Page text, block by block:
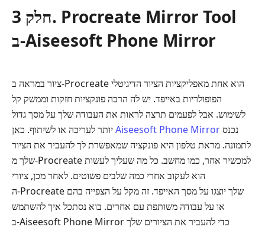
חלק 3. Procreate Mirror Tool
ב-Aiseesoft Phone Mirror
ציור במראה ב‑Procreate הוא אחת מאפליקציות הציור הדיגיטלי
הפופולריות באייפד. יש לה הרבה פונקציות חזקות וממשק קל
לשימוש. אבל לפעמים תרצה לראות את העבודה שלך על מסך גדול
Aiseesoft Phone Mirror
לתמונה. מראת טלפון היא פונקציה שמאפשרת לך להעביר את הציור
שלך מ‑Procreate למכשיר אחר, כמו מחשב. כל מה שעליך לעשות
הוא לעקוב אחרי כמה שלבים פשוטים. לאחר מכן, ציורי
ה‑Procreate שלך יוצגו על מסך האייפד. זה מקל על הצפייה בהם
או על עבודה משותפת עם אחרים. בוא נסתכל איך להשתמש
ב‑Aiseesoft Phone Mirror כדי להעביר את הציורים שלך